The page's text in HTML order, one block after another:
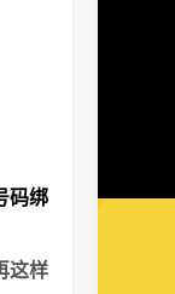
码绑
这样